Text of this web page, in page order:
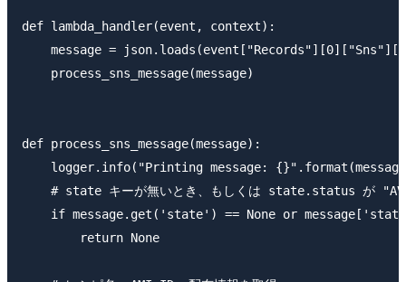
def lambda_handler(event, context):
message =
    process_sns_message(message)
def process_sns_message(message):
logger.info("Printing message:
# state キーが無いとき、もしくは state.status が
if message.get('state') == None or
        return None